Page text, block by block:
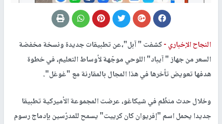
النجاح الإخباري -كشفت " آبل"،عن تطبيقات جديدة ونسخة مخفضة
السعر من جهاز " آيباد" اللوحي موجّهة لأوساط التعليم، في خطوة
هدفها تعويض تأخرها في هذا المجال بالمقارنة مع "غوغل".
وخلال حدث منظّم في شيكاغو، عرضت المجموعة الأميركية تطبيقا
جديدا يحمل اسم "إفريوان كان كرييت" يسمح للمدرّسين بإدماج رسوم